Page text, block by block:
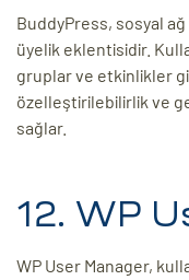
BuddyPress, sosyal
üyelik eklentisidir.
gruplar ve etkinlikler
özelleştirilebilirlik ve
sağlar.
12. WP
WP User Manager,